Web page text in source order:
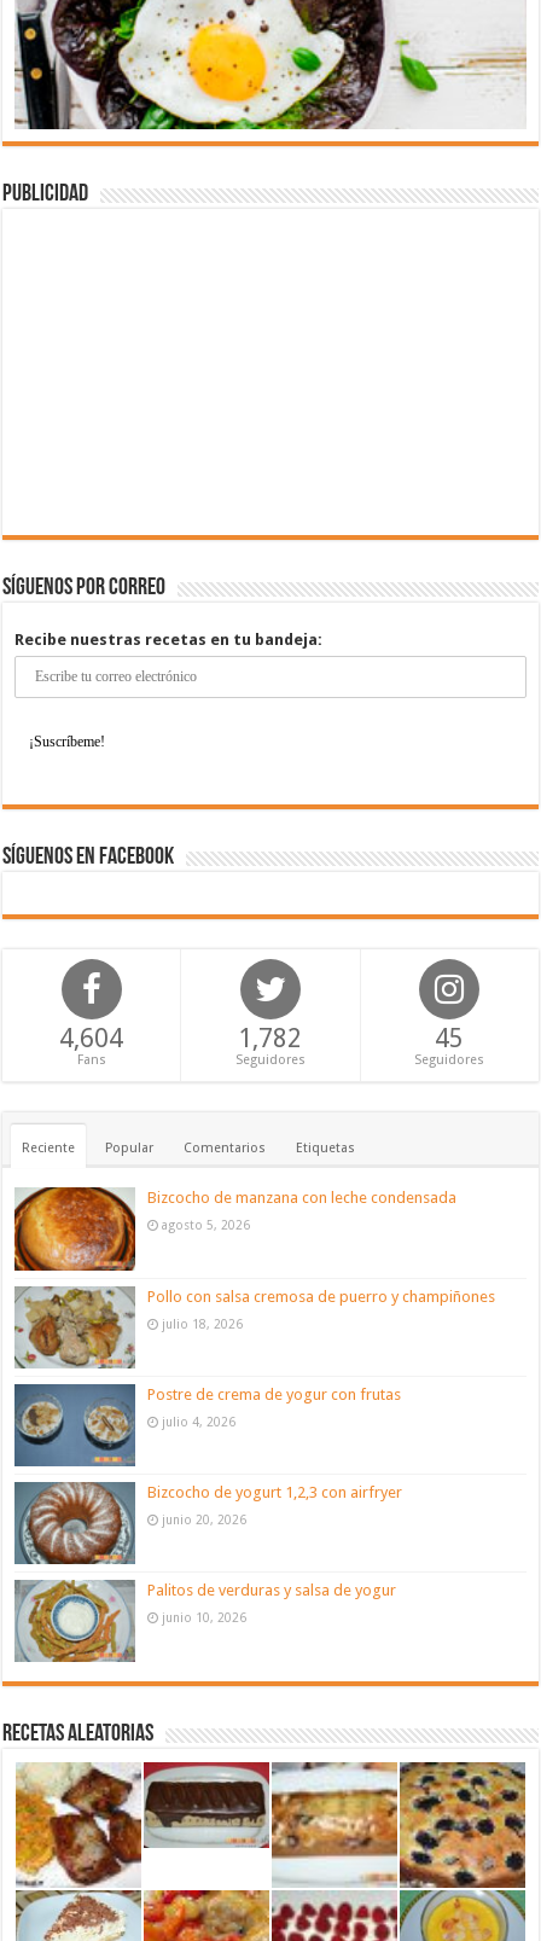
Publicidad
Síguenos por correo
Recibe nuestras recetas en tu bandeja:
Síguenos en Facebook
4,604
Fans
1,782
Seguidores
45
Seguidores
Reciente Popular Comentarios Etiquetas
Bizcocho de manzana con leche condensada
agosto 5, 2026
Pollo con salsa cremosa de puerro y champiñones
julio 18, 2026
Postre de crema de yogur con frutas
julio 4, 2026
Bizcocho de yogurt 1,2,3 con airfryer
junio 20, 2026
Palitos de verduras y salsa de yogur
junio 10, 2026
Recetas aleatorias